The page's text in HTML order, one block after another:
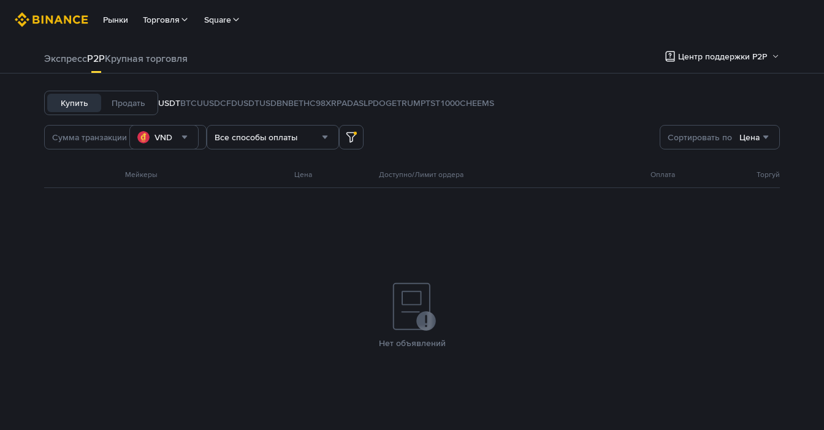
Рынки Торговля Square
ЭкспрессP2PКрупная торговля Центр поддержки P2P
Купить Продать USDTBTCUUSDCFDUSDTUSDBNBETHC98XRPADASLPDOGETRUMPTST1000CHEEMS
VND Все способы оплаты Сортировать по Цена
Мейкеры Цена Доступно/Лимит ордера Оплата Торгуй
Нет объявлений